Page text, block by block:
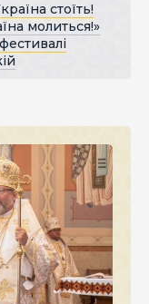
стоїть!
молиться!»